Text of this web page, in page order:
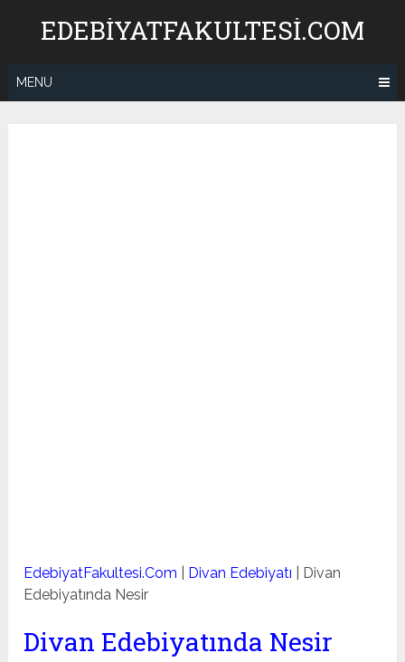
EDEBIYATFAKULTESI.COM
MENU
EdebiyatFakultesi.Com Divan Edebiyatı
Divan
Edebiyatında Nesir
Divan Edebiyatında Nesir